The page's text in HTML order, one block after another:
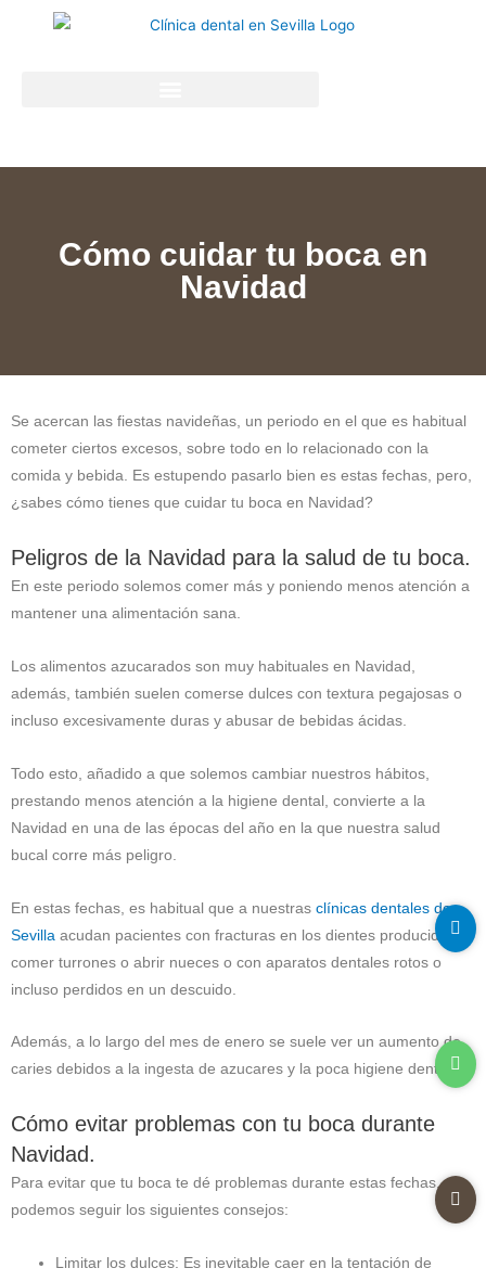
Cómo cuidar tu boca en
Navidad
Se acercan las fiestas navideñas, un periodo en el que es habitual
cometer ciertos excesos, sobre todo en lo relacionado con la
comida y bebida. Es estupendo pasarlo bien es estas fechas, pero,
¿sabes cómo tienes que cuidar tu boca en Navidad?
Peligros de la Navidad para la salud de tu boca.
En este periodo solemos comer más y poniendo menos atención a
mantener una alimentación sana.
Los alimentos azucarados son muy habituales en Navidad,
además, también suelen comerse dulces con textura pegajosas o
incluso excesivamente duras y abusar de bebidas ácidas.
Todo esto, añadido a que solemos cambiar nuestros hábitos,
prestando menos atención a la higiene dental, convierte a la
Navidad en una de las épocas del año en la que nuestra salud
bucal corre más peligro.
En estas fechas, es habitual que a nuestras clínicas dentales de
Sevilla acudan pacientes con fracturas en los dientes producidas al
comer turrones o abrir nueces o con aparatos dentales rotos o
incluso perdidos en un descuido.
Además, a lo largo del mes de enero se suele ver un aumento de
caries debidos a la ingesta de azucares y la poca higiene dental.
Cómo evitar problemas con tu boca durante
Navidad.
Para evitar que tu boca te dé problemas durante estas fechas,
podemos seguir los siguientes consejos:
Limitar los dulces: Es inevitable caer en la tentación de